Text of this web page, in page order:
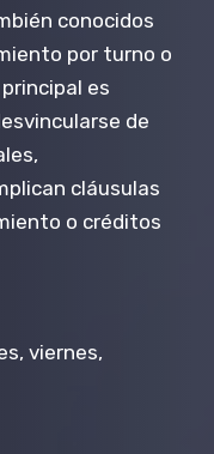
conocidos
por turno o
es
de
cláusulas
o créditos
viernes,